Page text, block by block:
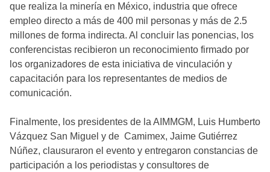
que realiza la minería en México, industria que ofrece
empleo directo a más de 400 mil personas y más de 2.5
millones de forma indirecta. Al concluir las ponencias, los
conferencistas recibieron un reconocimiento firmado por
los organizadores de esta iniciativa de vinculación y
capacitación para los representantes de medios de
comunicación.
Finalmente, los presidentes de la AIMMGM, Luis Humberto
Vázquez San Miguel y de Camimex, Jaime Gutiérrez
Núñez, clausuraron el evento y entregaron constancias de
participación a los periodistas y consultores de